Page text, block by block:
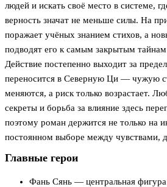
людей и искать своё место в системе,
верность значат не меньше силы. На
поражает учёных знанием стихов, а
подводят его к самым закрытым
Действие постепенно выходит за
переносится в Северную Ци — чужую
меняются, а риск только возрастает.
секреты и борьба за влияние здесь
поэтому роман держится не только на
постоянном выборе между чувствами,
Главные герои
Фань Сянь — центральная